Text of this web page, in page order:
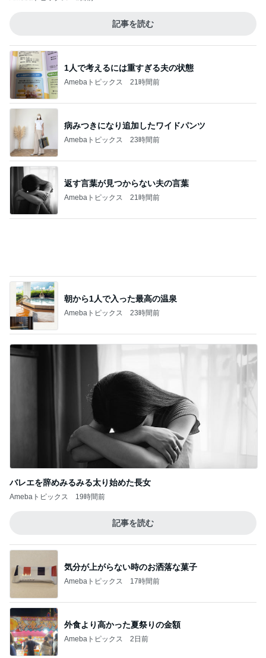
Amebaトピックス 21時間前
朝から1人で入った最高の温泉
Amebaトピックス 23時間前
記事を読む
気分が上がらない時のお洒落な菓子
外食より高かった夏祭りの金額
Amebaトピックス 2日前
できないことを認めると変わる片付け
Amebaトピックス 1日前
Amebaトピックス 18時間前